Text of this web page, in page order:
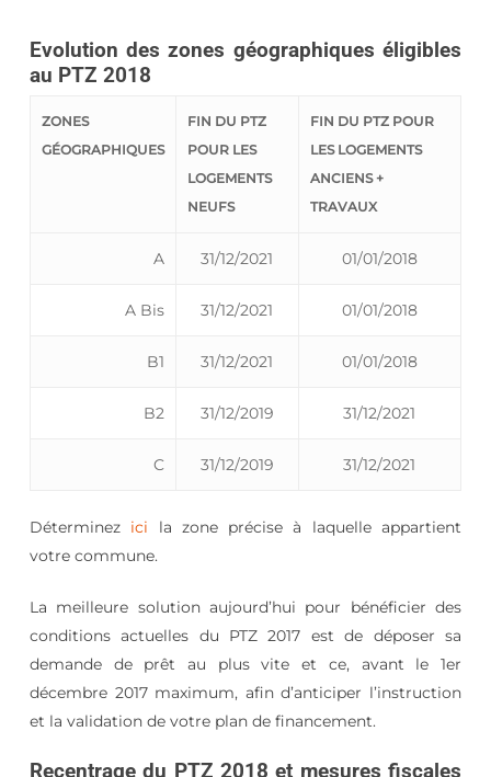
Evolution des zones géographiques éligibles
au PTZ 2018
ZONES
GÉOGRAPHIQUES
FIN DU PTZ
POUR LES
LOGEMENTS
NEUFS
FIN DU PTZ POUR
LES LOGEMENTS
ANCIENS +
TRAVAUX
A 31/12/2021 01/01/2018
A Bis 31/12/2021 01/01/2018
B1 31/12/2021 01/01/2018
B2 31/12/2019 31/12/2021
C 31/12/2019 31/12/2021
Déterminez ici la zone précise à laquelle appartient
votre commune.
La meilleure solution aujourd’hui pour bénéficier des
conditions actuelles du PTZ 2017 est de déposer sa
demande de prêt au plus vite et ce, avant le 1er
décembre 2017 maximum, afin d’anticiper l’instruction
et la validation de votre plan de financement.
Recentrage du PTZ 2018 et mesures fiscales